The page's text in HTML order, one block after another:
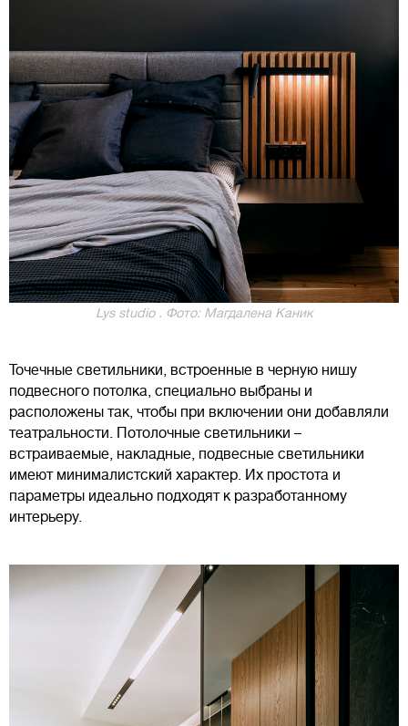
Lys studio . Фото: Магдалена Каник
Точечные светильники, встроенные в черную нишу
подвесного потолка, специально выбраны и
расположены так, чтобы при включении они добавляли
театральности. Потолочные светильники –
встраиваемые, накладные, подвесные светильники
имеют минималистский характер. Их простота и
параметры идеально подходят к разработанному
интерьеру.